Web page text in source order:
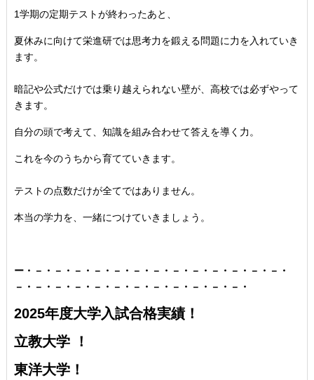
1学期の定期テストが終わったあと、
夏休みに向けて栄進研では思考力を鍛える問題に力を入れていき
ます。
暗記や公式だけでは乗り越えられない壁が、 高校では必ずやって
きます。
自分の頭で考えて、 知識を組み合わせて答えを導く力。
これを今のうちから育てていきます。
テストの点数だけが全てではありません。
本当の学力を、 一緒につけていきましょう。
ー・－・－・－・－・－・－・－・－・－・－・－・－・－・
－・－・－・－・－・－・－・－・－・－・－・－・
2025年度大学入試合格実績！
立教大学 ！
東洋大学！